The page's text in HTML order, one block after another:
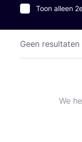
Toon alleen
Geen resultaten
We